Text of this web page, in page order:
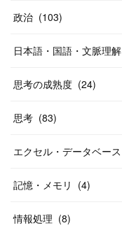
政治 (103)
日本語・国語・文脈理解
思考の成熟度 (24)
思考 (83)
エクセル・データベース
記憶・メモリ (4)
情報処理 (8)